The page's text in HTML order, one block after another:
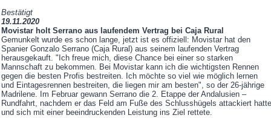
Bestätigt
19.11.2020
Movistar holt Serrano aus laufendem Vertrag bei Caja Rural
Gemunkelt wurde es schon lange, jetzt ist es offiziell: Movistar hat den
Spanier Gonzalo Serrano (Caja Rural) aus seinem laufenden Vertrag
herausgekauft. "Ich freue mich, diese Chance bei einer so starken
Mannschaft zu bekommen. Bei Movistar kann ich die wichtigsten Rennen
gegen die besten Profis bestreiten. Ich möchte so viel wie möglich lernen
und Eintagesrennen bestreiten, die liegen mir am besten", so der 26-jährige
Madrilene. Im Februar gewann Serrano die 2. Etappe der Andalusien –
Rundfahrt, nachdem er das Feld am Fuße des Schlusshügels attackiert hatte
und sich mit einer beeindruckenden Leistung ins Ziel rettete.